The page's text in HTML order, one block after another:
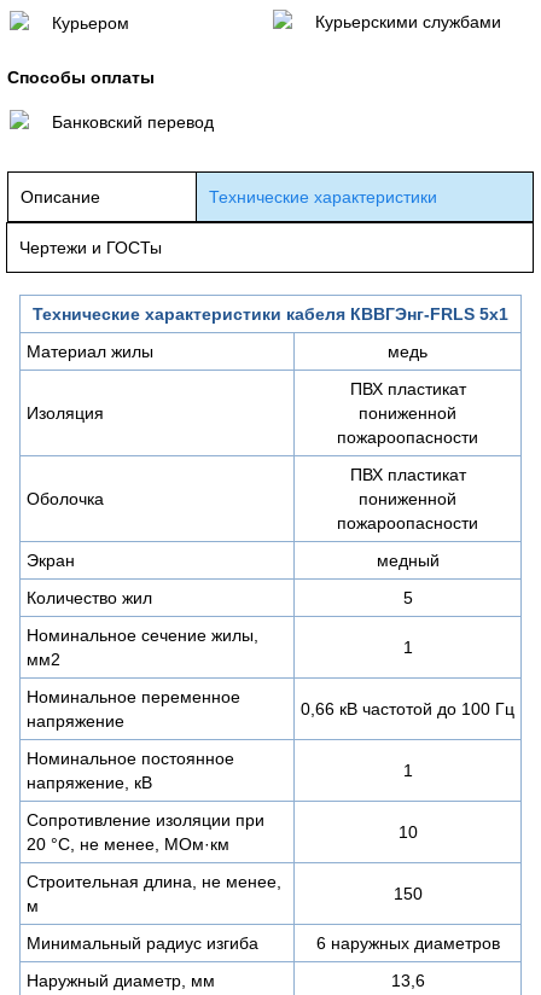
Курьером
Курьерскими службами
Способы оплаты
Банковский перевод
Описание Технические характеристики
Чертежи и ГОСТы
Технические характеристики кабеля КВВГЭнг-FRLS 5х1
Материал жилы
медь
Изоляция
ПВХ пластикат
пониженной
пожароопасности
Оболочка
ПВХ пластикат
пониженной
пожароопасности
Экран
медный
Количество жил
5
Номинальное сечение жилы,
мм2
1
Номинальное переменное
напряжение
0,66 кВ частотой до 100 Гц
Номинальное постоянное
напряжение, кВ
1
Сопротивление изоляции при
20 °С, не менее, МОм·км
10
Строительная длина, не менее,
м
150
Минимальный радиус изгиба
6 наружных диаметров
Наружный диаметр, мм
13,6